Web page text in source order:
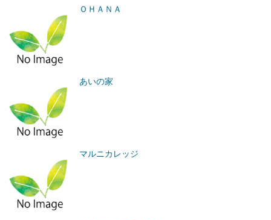
ＯＨＡＮＡ
あいの家
マルニカレッジ